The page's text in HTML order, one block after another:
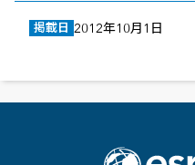
掲載日 2012年10月1日